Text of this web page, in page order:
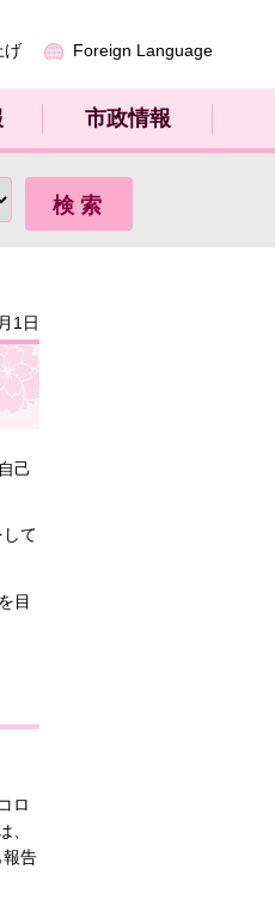
げ Foreign Language
市政情報
1日
己
て
目
ロ
、
報告